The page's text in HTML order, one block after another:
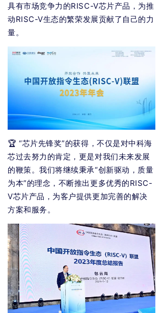
具有市场竞争力的RISC-V芯片产品，为推
动RISC-V生态的繁荣发展贡献了自己的力
量。
🏆 “芯片先锋奖”的获得，不仅是对中科海
芯过去努力的肯定，更是对我们未来发展
的鞭策。我们将继续秉承“创新驱动，质量
为本”的理念，不断推出更多优秀的RISC-
V芯片产品，为客户提供更加完善的解决
方案和服务。